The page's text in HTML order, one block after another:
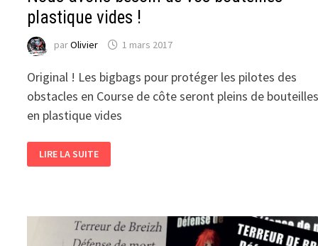
plastique vides !
parOlivier 1 mars 2017
Original ! Les bigbags pour protéger les pilotes des
obstacles en Course de côte seront pleins de bouteilles
en plastique vides
AVONS
BESOIN
VIDES
LIRE LA SUITE